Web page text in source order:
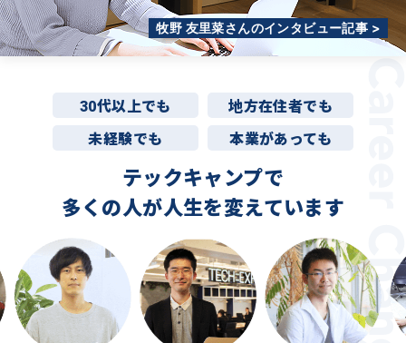
牧野 友里菜さんのインタビュー記事 >
30代以上でも
地方在住者でも
未経験でも
本業があっても
テックキャンプで
多くの人が人生を変えています